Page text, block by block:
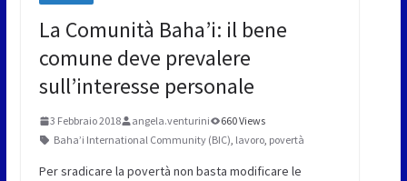
La Comunità Baha’i: il bene
comune deve prevalere
sull’interesse personale
3 Febbraio 2018 angela.venturini
660 Views
Baha’i International Community (BIC), lavoro, povertà
Per sradicare la povertà non basta modificare le